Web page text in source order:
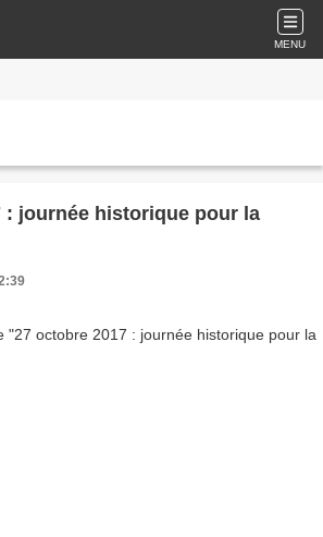
MENU
: journée historique pour la